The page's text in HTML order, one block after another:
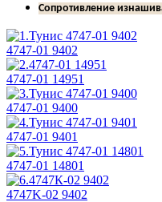
Сопротивление
4747-01 9402
4747-01 14951
4747-01 9400
4747-01 9401
4747-01 14801
4747K-02 9402